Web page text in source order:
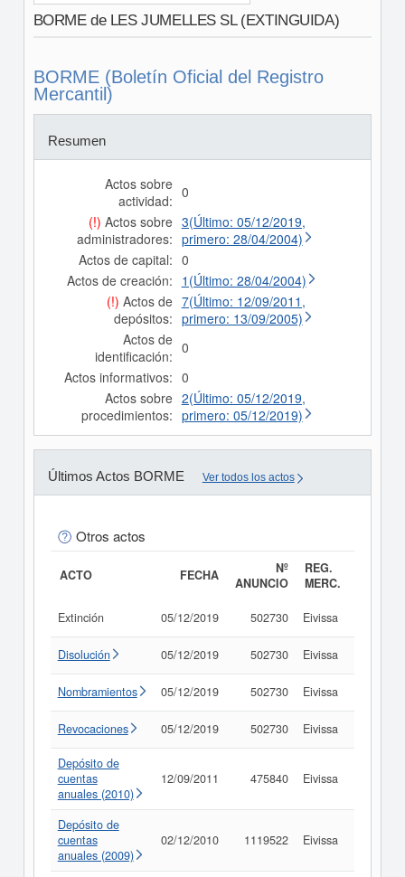
BORME de LES JUMELLES SL (EXTINGUIDA)
BORME (Boletín Oficial del Registro
Mercantil)
Resumen
Actos sobre
actividad: 0
(!) Actos sobre
administradores:
3(Último: 05/12/2019,
primero: 28/04/2004)
Actos de capital: 0
Actos de creación: 1(Último: 28/04/2004)
(!) Actos de
depósitos:
7(Último: 12/09/2011,
primero: 13/09/2005)
Actos de
identificación: 0
Actos informativos: 0
Actos sobre
procedimientos:
2(Último: 05/12/2019,
primero: 05/12/2019)
Últimos Actos BORME Ver todos los actos
Otros actos
ACTO FECHA
Nº
ANUNCIO
REG.
MERC.
Extinción 05/12/2019 502730 Eivissa
Disolución 05/12/2019 502730 Eivissa
Nombramientos 05/12/2019 502730 Eivissa
Revocaciones 05/12/2019 502730 Eivissa
Depósito de
cuentas
anuales (2010)
12/09/2011 475840 Eivissa
Depósito de
cuentas
anuales (2009)
02/12/2010 1119522 Eivissa